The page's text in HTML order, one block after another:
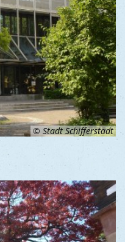
© Stadt Schifferstadt